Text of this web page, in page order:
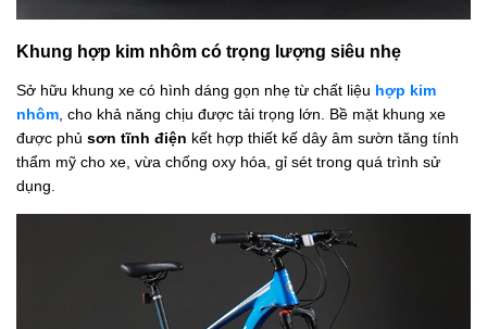
Khung hợp kim nhôm có trọng lượng siêu nhẹ
Sở hữu khung xe có hình dáng gọn nhẹ từ chất liệu hợp kim
nhôm, cho khả năng chịu được tải trọng lớn. Bề mặt khung xe
được phủ sơn tĩnh điện kết hợp thiết kế dây âm sườn tăng tính
thẩm mỹ cho xe, vừa chống oxy hóa, gỉ sét trong quá trình sử
dụng.